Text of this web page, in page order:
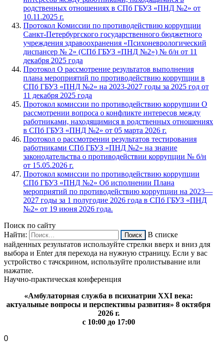
родственных отношениях в СПб ГБУЗ «ПНД №2» от
10.11.2025 г.
Протокол Комиссии по противодействию коррупции
Санкт-Петербургского государственного бюджетного
учреждения здравоохранения «Психоневрологический
диспансер № 2» (СПб ГБУЗ «ПНД №2») № б/н от 11
декабря 2025 года
Протокол О рассмотрение результатов выполнения
плана мероприятий по противодействию коррупции в
СПб ГБУЗ «ПНД №2» на 2023-2027 годы за 2025 год от
11 декабря 2025 года
Протокол комиссии по противодействию коррупции О
рассмотрении вопроса о конфликте интересов между
работниками, находящимися в родственных отношениях
в СПб ГБУЗ «ПНД №2» от 05 марта 2026 г.
Протокол о рассмотрении результатов тестирования
работниками СПб ГБУЗ «ПНД №2» на знание
законодательства о противодействии коррупции № б/н
от 15.05.2026 г.
Протокол комиссии по противодействию коррупции
СПб ГБУЗ «ПНД №2» Об исполнении Плана
мероприятий по противодействию коррупции на 2023—
2027 годы за 1 полугодие 2026 года в СПб ГБУЗ «ПНД
№2» от 19 июня 2026 года.
Поиск по сайту
Найти:
В списке
найденных результатов используйте стрелки вверх и вниз для
выбора и Enter для перехода на нужную страницу. Если у вас
устройство с тачскрином, используйте пролистывание или
нажатие.
Научно-практическая конференция
«Амбулаторная служба в психиатрии XXI века:
актуальные вопросы и перспективы развития» 8 октября
2026 г.
с 10:00 до 17:00
0